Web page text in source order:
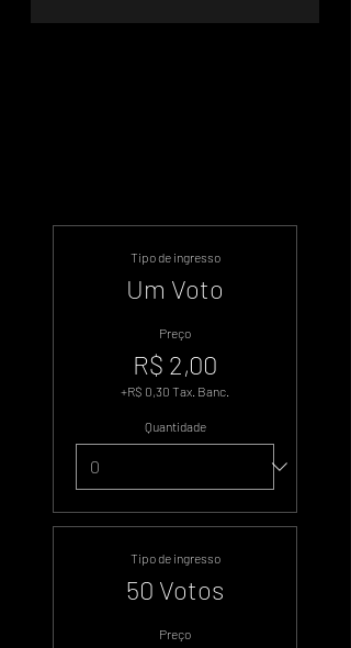
Tipo de ingresso
Um Voto
Preço
R$ 2,00
+R$ 0,30 Tax. Banc.
Quantidade
Tipo de ingresso
50 Votos
Preço